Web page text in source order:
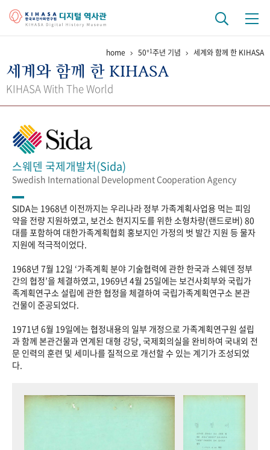
걸어온 길 기관 변천사 역대 기관장
정책과 연구 키워드로 보는 연구 역사
간행물 변천사
기록물 아카이브
사진 아카이브 문서 기록물 행정박물 영상 기록물
성과 50선 숫자로 보는 50년 50+1주년 광장
세계와 함께 한 KIHASA
VR 역사관
home 50+1주년 기념 세계와 함께 한 KIHASA
세계와 함께 한 KIHASA
KIHASA With The World
스웨덴 국제개발처(Sida)
Swedish International Development Cooperation Agency
SIDA는 1968년 이전까지는 우리나라 정부 가족계획사업용 먹는 피임
약을 전량 지원하였고, 보건소 현지지도를 위한 소형차량(랜드로버) 80
대를 포함하여 대한가족계획협회 홍보지인 가정의 벗 발간 지원 등 물자
지원에 적극적이었다.
1968년 7월 12일 ‘가족계획 분야 기술협력에 관한 한국과 스웨덴 정부
간의 협정’을 체결하였고, 1969년 4월 25일에는 보건사회부와 국립가
족계획연구소 설립에 관한 협정을 체결하여 국립가족계획연구소 본관
건물이 준공되었다.
1971년 6월 19일에는 협정내용의 일부 개정으로 가족계획연구원 설립
과 함께 본관건물과 연계된 대형 강당, 국제회의실을 완비하여 국내외 전
문 인력의 훈련 및 세미나를 질적으로 개선할 수 있는 계기가 조성되었
다.